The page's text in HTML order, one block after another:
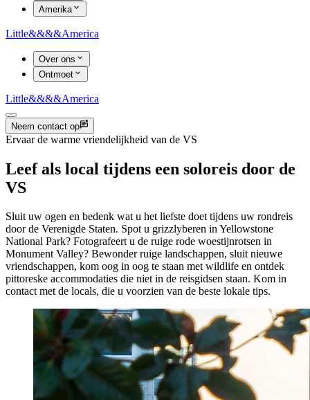
Amerika
Little&&&&America
Over ons
Ontmoet
Little&&&&America
Neem contact op
Ervaar de warme vriendelijkheid van de VS
Leef als local tijdens een soloreis door de
VS
Sluit uw ogen en bedenk wat u het liefste doet tijdens uw rondreis
door de Verenigde Staten. Spot u grizzlyberen in Yellowstone
National Park? Fotografeert u de ruige rode woestijnrotsen in
Monument Valley? Bewonder ruige landschappen, sluit nieuwe
vriendschappen, kom oog in oog te staan met wildlife en ontdek
pittoreske accommodaties die niet in de reisgidsen staan. Kom in
contact met de locals, die u voorzien van de beste lokale tips.